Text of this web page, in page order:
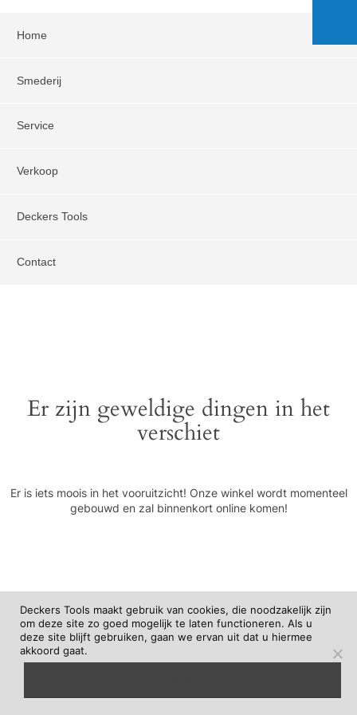
Home
Smederij
Service
Verkoop
Deckers Tools
Contact
Er zijn geweldige dingen in het
verschiet
Er is iets moois in het vooruitzicht! Onze winkel wordt momenteel
gebouwd en zal binnenkort online komen!
Deckers Tools maakt gebruik van cookies, die noodzakelijk zijn
om deze site zo goed mogelijk te laten functioneren. Als u
deze site blijft gebruiken, gaan we ervan uit dat u hiermee
akkoord gaat.